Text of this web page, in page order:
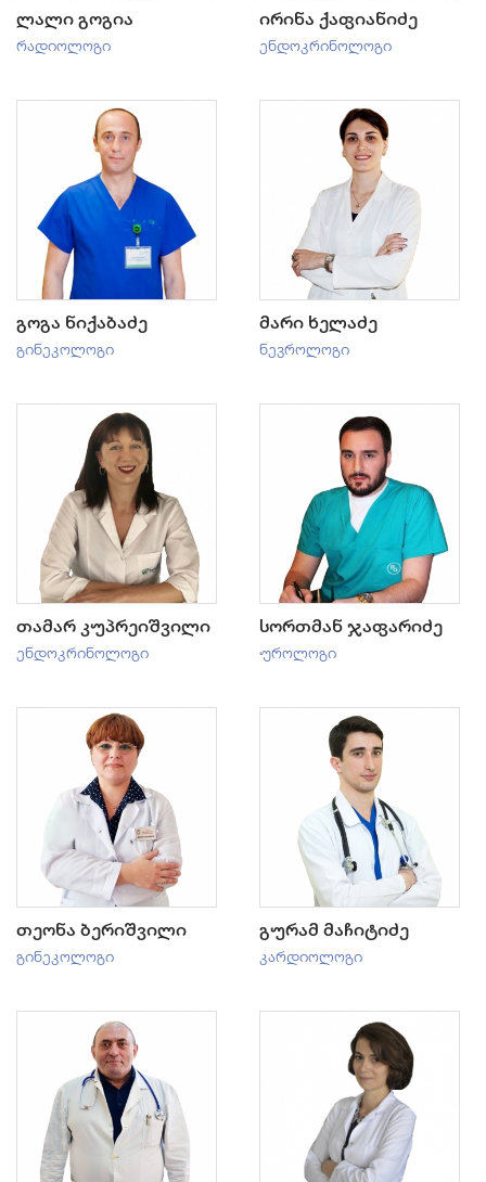
ლალი გოგია
რადიოლოგი
ირინა ქაფიანიძე
ენდოკრინოლოგი
გოგა ნიქაბაძე
გინეკოლოგი
მარი ხელაძე
ნევროლოგი
თამარ კუპრეიშვილი
ენდოკრინოლოგი
სორთმან ჯაფარიძე
უროლოგი
თეონა ბერიშვილი
გინეკოლოგი
გურამ მაჩიტიძე
კარდიოლოგი